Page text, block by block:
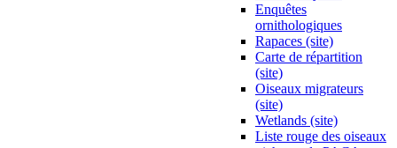
Enquêtes
ornithologiques
Rapaces (site)
Carte de répartition
(site)
Oiseaux migrateurs
(site)
Wetlands (site)
Liste rouge des oiseaux